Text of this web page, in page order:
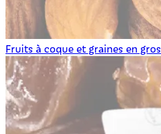
Fruits à coque et graines en gros